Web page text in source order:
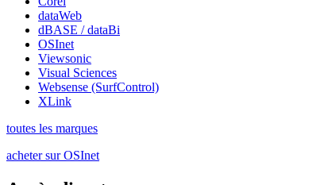
dataWeb
dBASE / dataBi
OSInet
Viewsonic
Visual Sciences
Websense (SurfControl)
XLink
toutes les marques
acheter sur OSInet